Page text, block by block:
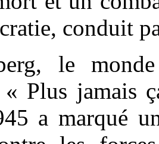
conduit
le
Plus jamais
a marqué